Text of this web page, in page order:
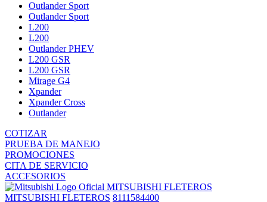
Outlander Sport
Outlander Sport
L200
L200
Outlander PHEV
L200 GSR
L200 GSR
Mirage G4
Xpander
Xpander Cross
Outlander
COTIZAR
PRUEBA DE MANEJO
PROMOCIONES
CITA DE SERVICIO
ACCESORIOS
MITSUBISHI FLETEROS
MITSUBISHI FLETEROS 8111584400